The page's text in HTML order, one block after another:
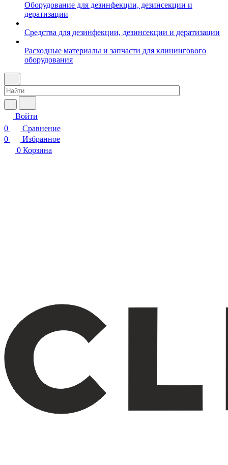
Оборудование для дезинфекции, дезинсекции и
дератизации
Средства для дезинфекции, дезинсекции и дератизации
Расходные материалы и запчасти для клинингового
оборудования
Войти
0
Сравнение
0
Избранное
0 Корзина